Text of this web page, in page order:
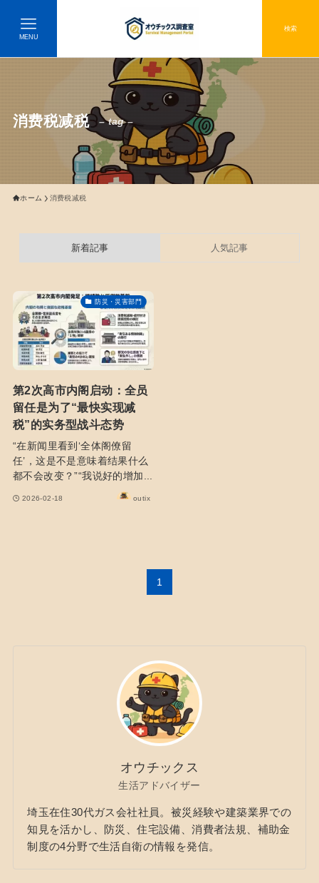
検索
MENU
消费税减税 – tag –
ホーム 消费税减税
新着記事 人気記事
防災・災害部門
第2次高市内阁启动：全员
留任是为了“最快实现减
税”的实务型战斗态势
“在新闻里看到‘全体阁僚留
任’，这是不是意味着结果什么
都不会改变？”“我说好的增加...
2026-02-18 outix
1
オウチックス
生活アドバイザー
埼玉在住30代ガス会社社員。被災経験や建築業界での
知見を活かし、防災、住宅設備、消費者法規、補助金
制度の4分野で生活自衛の情報を発信。